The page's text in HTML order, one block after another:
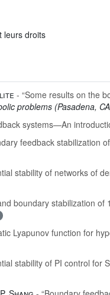
leurs droits
- “Some results on the
problems (Pasadena,
systems—An
feedback stabilization
stability of networks of
boundary stabilization of
Lyapunov function for
stability of PI control for